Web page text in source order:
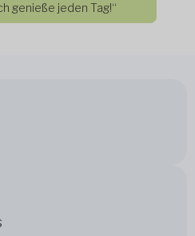
genieße jeden Tag!“